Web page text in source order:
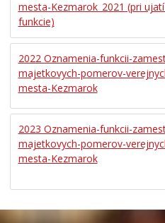
mesta-Kezmarok_2021 (pri
funkcie)
2022 Oznamenia-funkcii-
majetkovych-pomerov-
mesta-Kezmarok
2023 Oznamenia-funkcii-
majetkovych-pomerov-
mesta-Kezmarok